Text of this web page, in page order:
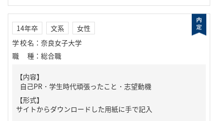
14年卒 文系
女性
学校名 ： 奈良女子大学
職種 ： 総合職
【内容】
自己PR・学生時代頑張ったこと・志望動機
【形式】
サイトからダウンロードした用紙に手で記入